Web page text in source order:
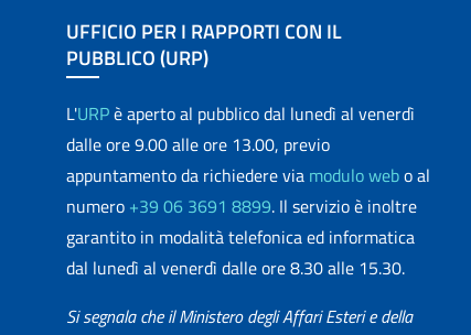
UFFICIO PER I RAPPORTI CON IL
PUBBLICO (URP)
L'URPè aperto al pubblico dal lunedì al venerdì
dalle ore 9.00 alle ore 13.00, previo
appuntamento da richiedere via modulo webo al
numero +39 06 3691 8899. Il servizio è inoltre
garantito in modalità telefonica ed informatica
dal lunedì al venerdì dalle ore 8.30 alle 15.30.
Si segnala che il Ministero degli Affari Esteri e della